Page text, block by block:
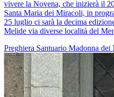
vivere la Novena, che inizierà il
Santa Maria dei Miracoli, in
25 luglio ci sarà la decima
Melide via diverse località del
Preghiera Santuario Madonna dei